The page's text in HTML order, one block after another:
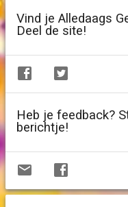
Vind je Alledaags
Deel de site!
Heb je feedback?
berichtje!